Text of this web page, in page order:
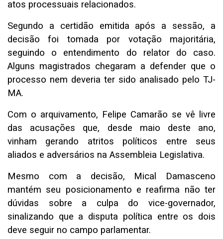
atos processuais relacionados.
Segundo a certidão emitida após a sessão, a
decisão foi tomada por votação majoritária,
seguindo o entendimento do relator do caso.
Alguns magistrados chegaram a defender que o
processo nem deveria ter sido analisado pelo TJ-
MA.
Com o arquivamento, Felipe Camarão se vê livre
das acusações que, desde maio deste ano,
vinham gerando atritos políticos entre seus
aliados e adversários na Assembleia Legislativa.
Mesmo com a decisão, Mical Damasceno
mantém seu posicionamento e reafirma não ter
dúvidas sobre a culpa do vice-governador,
sinalizando que a disputa política entre os dois
deve seguir no campo parlamentar.